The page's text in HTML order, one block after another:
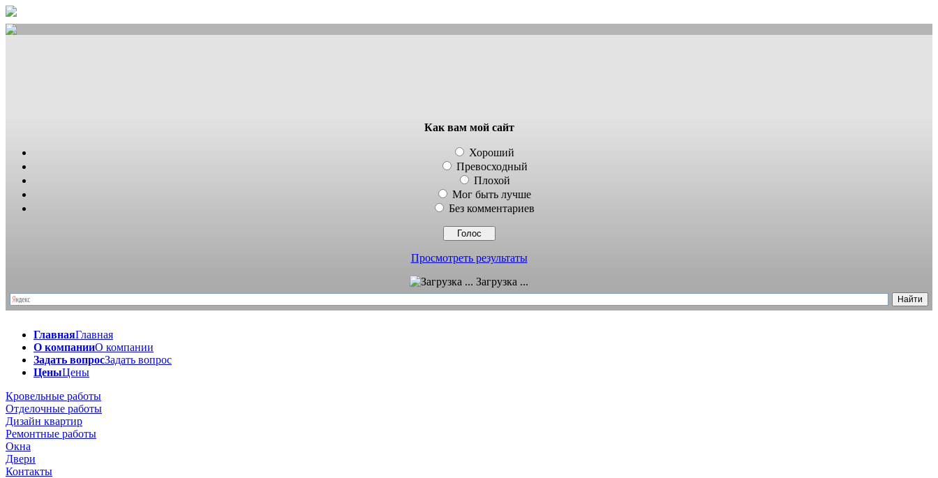
Как вам мой сайт
Хороший
Превосходный
Плохой
Мог быть лучше
Без комментариев
Просмотреть результаты
Загрузка ...
ГлавнаяГлавная
О компанииО компании
Задать вопросЗадать вопрос
ЦеныЦены
Кровельные работы
Отделочные работы
Дизайн квартир
Ремонтные работы
Окна
Двери
Контакты